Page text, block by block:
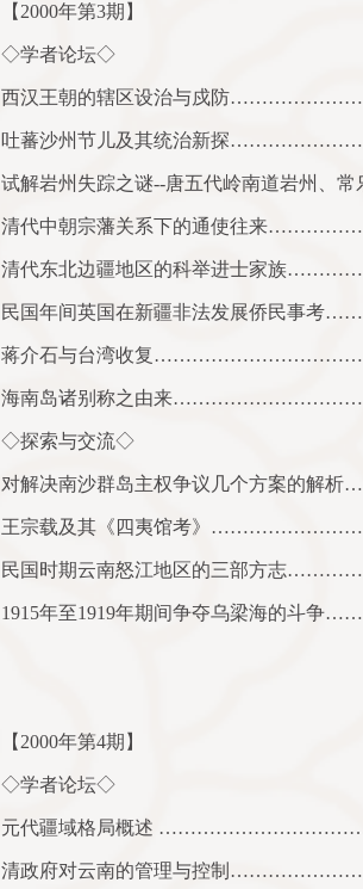
【 2000年第3期】
◇学者论坛◇
西汉王朝的辖区设治与戍防
吐蕃沙州节儿及其统治新探
试解岩州失踪之谜--唐五代岭南道岩州、
清代中朝宗藩关系下的通使往来
清代东北边疆地区的科举进士家族
民国年间英国在新疆非法发展侨民事
蒋介石与台湾收复
海南岛诸别称之由来
◇探索与交流◇
对解决南沙群岛主权争议几个方案的解
王宗载及其《四夷馆考》
民国时期云南怒江地区的三部方志
1915年至1919年期间争夺乌梁海的斗争
陈春华
【 2000年第4期】
◇学者论坛◇
元代疆域格局概述
清政府对云南的管理与控制